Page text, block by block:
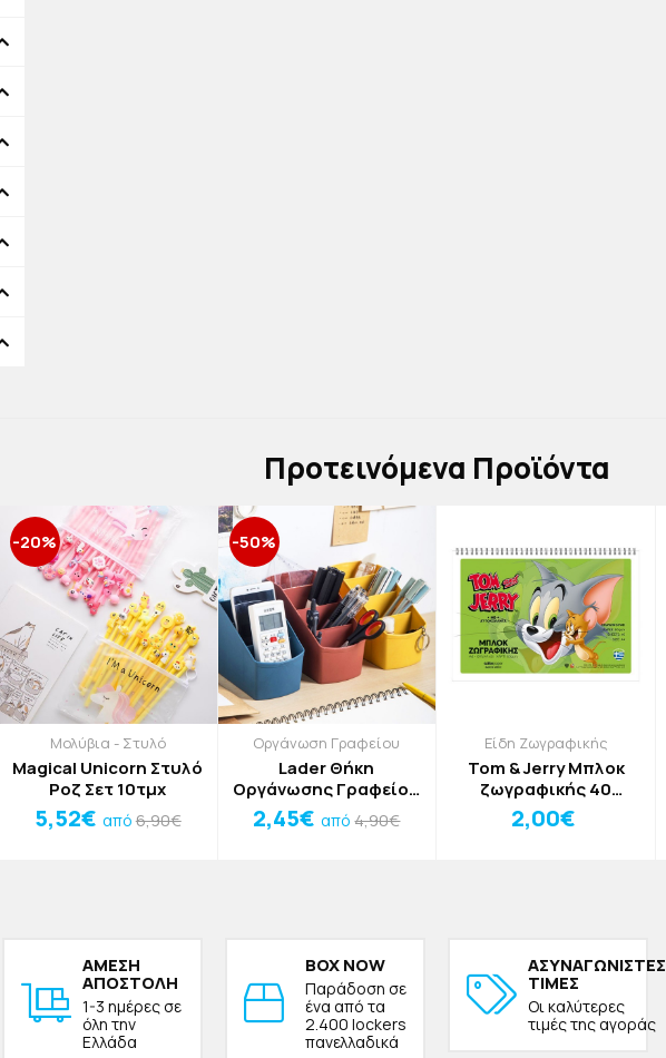
Πρoτεινόμενα Προϊόντα
-20%
Μολύβια - Στυλό
Magical Unicorn Στυλό
Ροζ Σετ 10τμχ
5,52€ από6,90€
-50%
Οργάνωση Γραφείου
Lader Θήκη
Οργάνωσης Γραφείου
Μπορντώ
16,7x2,5x9cm
2,45€ από4,90€
Είδη Ζωγραφικής
Tom & Jerry Μπλοκ
ζωγραφικής 40
Φύλλων A4 (80gsm) με
αυτοκόλλητα 21x29cm
2,00€
ΑΜΕΣΗ
ΑΠΟΣΤΟΛΗ
1-3 ημέρες σε
όλη την
Ελλάδα
BOX NOW
Παράδοση σε
ένα από τα
2.400 lockers
πανελλαδικά
ΑΣΥΝΑΓΩΝΙΣΤΕΣ
ΤΙΜΕΣ
Οι καλύτερες
τιμές της αγοράς